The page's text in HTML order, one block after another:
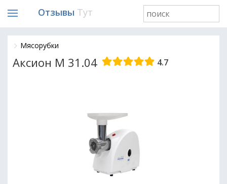
Отзывы Тут
Мясорубки
Аксион M 31.04 4.7